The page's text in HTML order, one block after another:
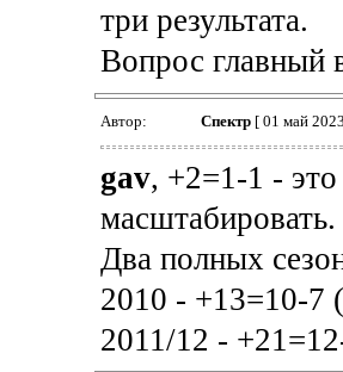
три результата.
Вопрос главный
Автор: Спектр[ 01 май
gav, +2=1-1 -
масштабировать.
Два полных
2010 - +13=10-7
2011/12 -